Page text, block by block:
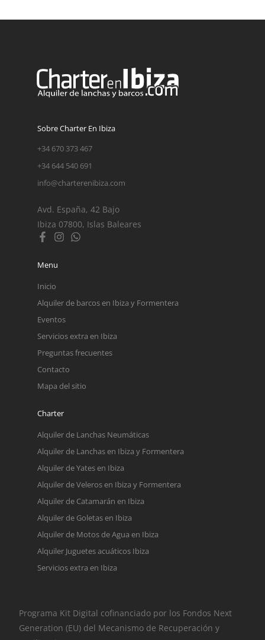
Sobre Charter En Ibiza
+34 670 373 467
+34 644 540 691
info@charterenibiza.com
Avd. España, 42 Bajo
Ibiza 07800, Islas Baleares
Menu
Inicio
Alquiler de barcos en Ibiza y Formentera
Eventos
Servicios extra en Ibiza
Preguntas frecuentes
Contacto
Mapa del sitio
Charter
Alquiler de Lanchas Neumáticas
Alquiler de Lanchas en Ibiza y Formentera
Alquiler de Yates en Ibiza
Alquiler de Veleros en Ibiza y Formentera
Alquiler de Catamarán en Ibiza
Alquiler de Goletas en Ibiza
Alquiler de Motos de Agua en Ibiza
Alquiler Juguetes acuáticos Ibiza
Servicios extra en Ibiza
Programa Kit Digital cofinanciado por los Fondos Next
Generation (EU) del Mecanismo de Recuperación y